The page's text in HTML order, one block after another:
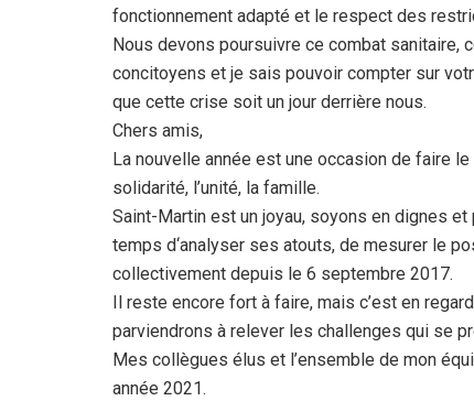
fonctionnement adapté et le respect des
Nous devons poursuivre ce combat sanitaire,
concitoyens et je sais pouvoir compter sur
que cette crise soit un jour derrière nous.
Chers amis,
La nouvelle année est une occasion de faire
solidarité, l’unité, la famille.
Saint-Martin est un joyau, soyons en dignes
temps d‘analyser ses atouts, de mesurer le
collectivement depuis le 6 septembre 2017.
Il reste encore fort à faire, mais c’est en
parviendrons à relever les challenges qui se
Mes collègues élus et l’ensemble de mon
année 2021.